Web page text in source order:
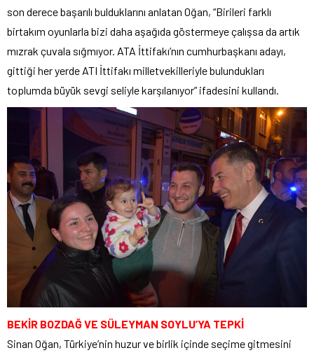
son derece başarılı bulduklarını anlatan Oğan, “Birileri farklı
birtakım oyunlarla bizi daha aşağıda göstermeye çalışsa da artık
mızrak çuvala sığmıyor. ATA İttifakı’nın cumhurbaşkanı adayı,
gittiği her yerde ATI İttifakı milletvekilleriyle bulundukları
toplumda büyük sevgi seliyle karşılanıyor” ifadesini kullandı.
BEKİR BOZDAĞ VE SÜLEYMAN SOYLU’YA TEPKİ
Sinan Oğan, Türkiye’nin huzur ve birlik içinde seçime gitmesini